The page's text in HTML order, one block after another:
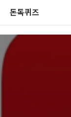
돈독퀴즈